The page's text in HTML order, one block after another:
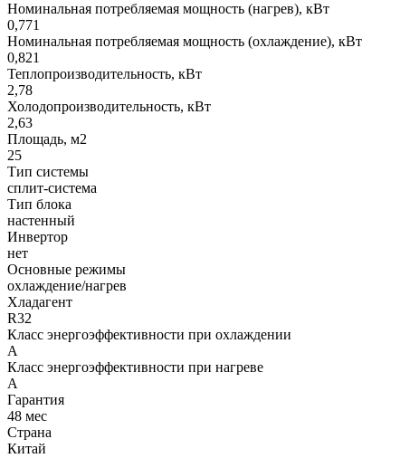
Номинальная потребляемая мощность (нагрев), кВт
0,771
Номинальная потребляемая мощность (охлаждение), кВт
0,821
Теплопроизводительность, кВт
2,78
Холодопроизводительность, кВт
2,63
Площадь, м2
25
Тип системы
сплит-система
Тип блока
настенный
Инвертор
нет
Основные режимы
охлаждение/нагрев
Хладагент
R32
Класс энергоэффективности при охлаждении
A
Класс энергоэффективности при нагреве
A
Гарантия
48 мес
Страна
Китай